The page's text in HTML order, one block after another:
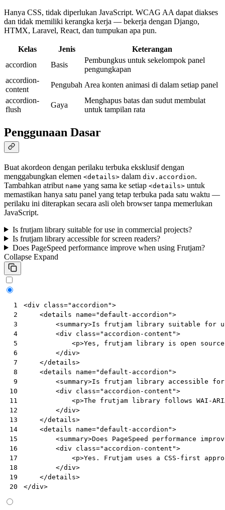
Hanya CSS, tidak diperlukan JavaScript. WCAG AA dapat diakses
dan tidak memiliki kerangka kerja — bekerja dengan Django,
HTMX, Laravel, React, dan tumpukan apa pun.
Kelas Jenis
Keterangan
accordion
Basis
Pembungkus untuk sekelompok panel
pengungkapan
accordion-
content
Pengubah Area konten animasi di dalam setiap panel
accordion-
flush
Gaya
Menghapus batas dan sudut membulat
untuk tampilan rata
Penggunaan Dasar
Buat akordeon dengan perilaku terbuka eksklusif dengan
menggabungkan elemen <details> dalam div.accordion.
Tambahkan atribut name yang sama ke setiap <details> untuk
memastikan hanya satu panel yang tetap terbuka pada satu waktu —
perilaku ini diterapkan secara asli oleh browser tanpa memerlukan
JavaScript.
Is frutjam library suitable for use in commercial projects?
Is frutjam library accessible for screen readers?
Does PageSpeed performance improve when using Frutjam?
Collapse Expand
1
2
3
4
5
6
7
8
9
10
11
12
13
14
15
16
17
18
19
20
<div class="accordion">
<details name="default-accordion">
<summary>Is frutjam library suitable for
<div class="accordion-content">
<p>Yes, frutjam library is open
</div>
</details>
<details name="default-accordion">
<summary>Is frutjam library accessible for
<div class="accordion-content">
<p>The frutjam library follows WAI-
</div>
</details>
<details name="default-accordion">
<summary>Does PageSpeed performance
<div class="accordion-content">
<p>Yes. Frutjam uses a CSS-first
</div>
</details>
</div>